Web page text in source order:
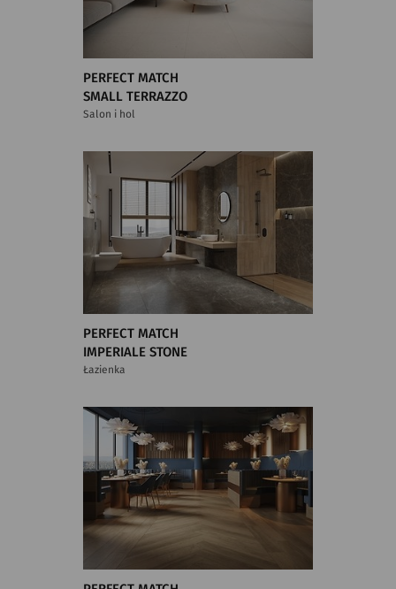
PERFECT MATCH
SMALL TERRAZZO
Salon i hol
PERFECT MATCH
IMPERIALE STONE
Łazienka